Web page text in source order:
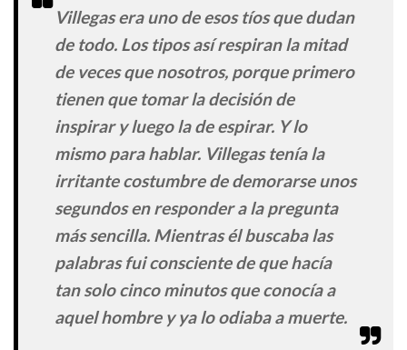
Villegas era uno de esos tíos que dudan
de todo. Los tipos así respiran la mitad
de veces que nosotros, porque primero
tienen que tomar la decisión de
inspirar y luego la de espirar. Y lo
mismo para hablar. Villegas tenía la
irritante costumbre de demorarse unos
segundos en responder a la pregunta
más sencilla. Mientras él buscaba las
palabras fui consciente de que hacía
tan solo cinco minutos que conocía a
aquel hombre y ya lo odiaba a muerte.